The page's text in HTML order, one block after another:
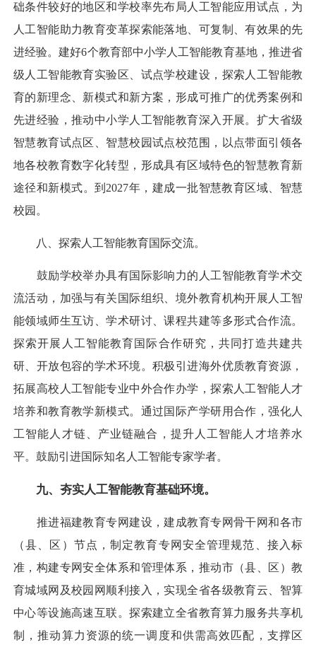
础条件较好的地区和学校率先布局人工智能应用试点，为
人工智能助力教育变革探索能落地、可复制、有效果的先
进经验。建好6个教育部中小学人工智能教育基地，推进省
级人工智能教育实验区、试点学校建设，探索人工智能教
育的新理念、新模式和新方案，形成可推广的优秀案例和
先进经验，推动中小学人工智能教育深入开展。扩大省级
智慧教育试点区、智慧校园试点校范围，以点带面引领各
地各校教育数字化转型，形成具有区域特色的智慧教育新
途径和新模式。到2027年，建成一批智慧教育区域、智慧
校园。
八、探索人工智能教育国际交流。
鼓励学校举办具有国际影响力的人工智能教育学术交
流活动，加强与有关国际组织、境外教育机构开展人工智
能领域师生互访、学术研讨、课程共建等多形式合作流。
探索开展人工智能教育国际合作研究，共同打造共建共
研、开放包容的学术环境。积极引进海外优质教育资源，
拓展高校人工智能专业中外合作办学，探索人工智能人才
培养和教育教学新模式。通过国际产学研用合作，强化人
工智能人才链、产业链融合，提升人工智能人才培养水
平。鼓励引进国际知名人工智能专家学者。
九、夯实人工智能教育基础环境。
推进福建教育专网建设，建成教育专网骨干网和各市
（县、区）节点，制定教育专网安全管理规范、接入标
准，构建专网安全体系和管理体系，推动市（县、区）教
育城域网及校园网顺利接入，实现全省各级教育云、智算
中心等设施高速互联。探索建立全省教育算力服务共享机
制，推动算力资源的统一调度和供需高效匹配，支撑区